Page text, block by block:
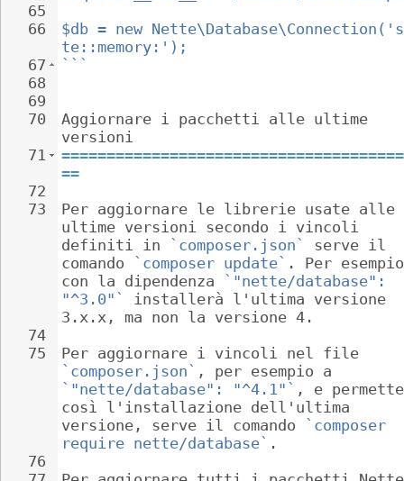
65
66
67
68
69
70
71
72
73
74
75
76
$db = new
te::memory:');
```
Aggiornare i pacchetti alle ultime
versioni
==
Per aggiornare le librerie usate alle
ultime versioni secondo i vincoli
definiti in
`composer.json`
serve il
comando
`composer update` . Per
con la dipendenza
`"nette/database":
"^3.0"`
installerà l'ultima versione
3.x.x, ma non la versione 4.
Per aggiornare i vincoli nel file
`composer.json` , per esempio a
`"nette/database": "^4.1"` , e
così l'installazione dell'ultima
versione, serve il comando
`composer
require nette/database` .